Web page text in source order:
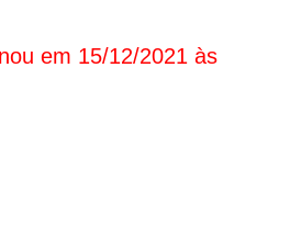
em 15/12/2021 às